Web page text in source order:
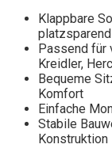
Klappbare
platzsparend
Passend für
Kreidler,
Bequeme
Komfort
Einfache
Stabile
Konstruktion